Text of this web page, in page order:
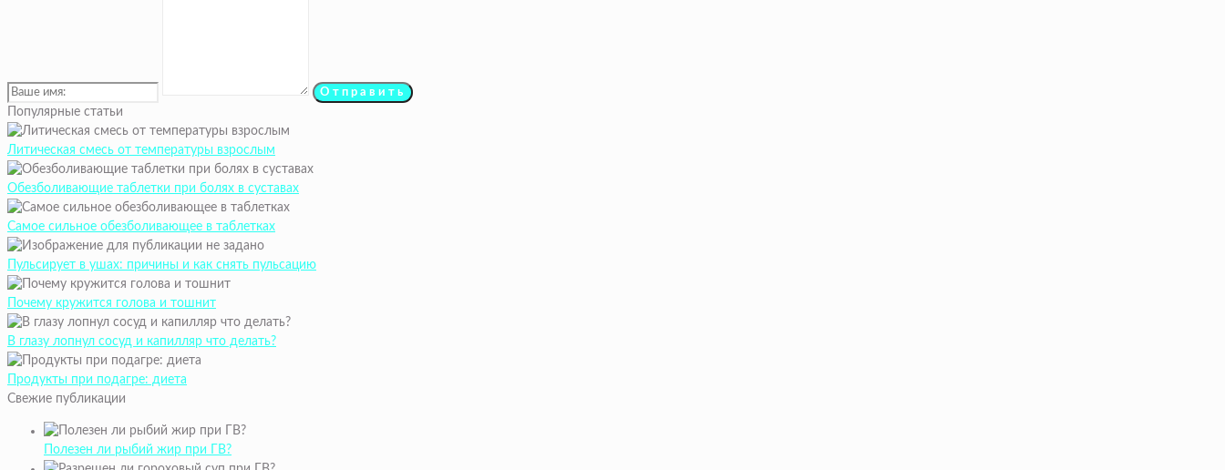
Популярные статьи
Литическая смесь от температуры взрослым
Обезболивающие таблетки при болях в суставах
Самое сильное обезболивающее в таблетках
Пульсирует в ушах: причины и как снять пульсацию
Почему кружится голова и тошнит
В глазу лопнул сосуд и капилляр что делать?
Продукты при подагре: диета
Свежие публикации
Полезен ли рыбий жир при ГВ?